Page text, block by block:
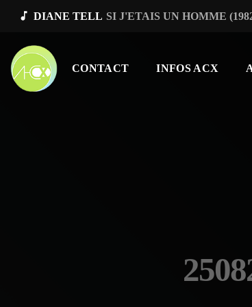
music_note DIANE TELL SI J'ETAIS UN HOMME
CONTACT INFOS ACX